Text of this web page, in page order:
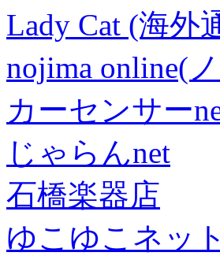
Lady Cat (海外
nojima online(
カーセンサー
じゃらんnet
石橋楽器店
ゆこゆこネット